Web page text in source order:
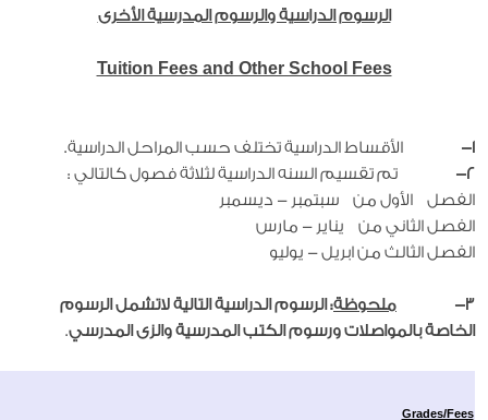
الرسوم الدراسية والرسوم المدرسية الأخرى
Tuition Fees and Other School Fees
1-
الأقساط الدراسية تختلف حسب المراحل الدراسية.
2-
تم تقسيم السنه الدراسية لثلاثة فصول كالتالي :
الفصل الأول من سبتمبر - ديسمبر
الفصل الثاني من يناير - مارس
الفصل الثالث من ابريل - يوليو
3- ملحوظة: الرسوم الدراسية التالية لاتشمل الرسوم
الخاصة بالمواصلات ورسوم الكتب المدرسية والزى المدرسي.
Grades/Fees